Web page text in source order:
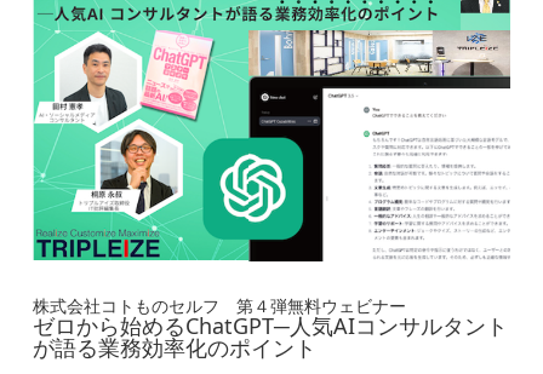
株式会社コトものセルフ 第４弾無料ウェビナー
ゼロから始めるChatGPT─人気AIコンサルタント
が語る業務効率化のポイント